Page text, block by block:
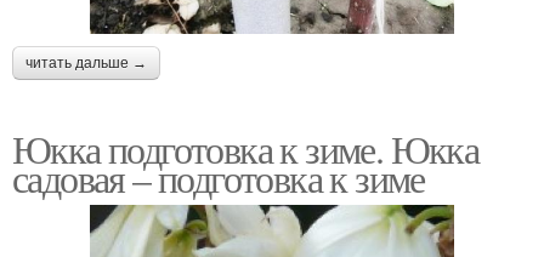
читать дальше →
Юкка подготовка к зиме. Юкка
садовая – подготовка к зиме